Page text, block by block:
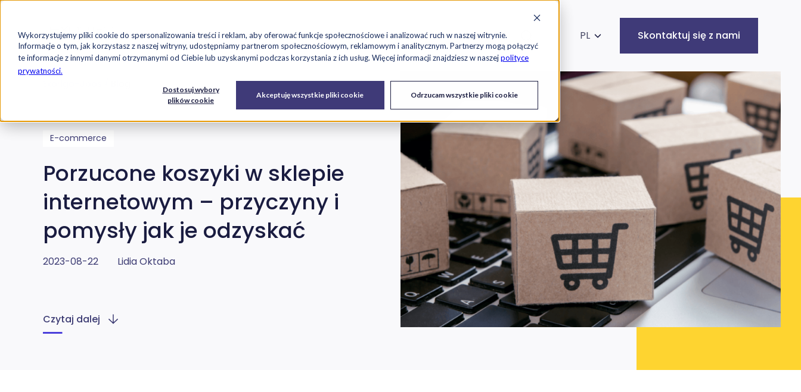
Wykorzystujemy pliki cookie do spersonalizowania treści i reklam, aby oferować funkcje społecznościowe i analizować ruch w naszej witrynie.
Informacje o tym, jak korzystasz z naszej witryny, udostępniamy partnerom społecznościowym, reklamowym i analitycznym. Partnerzy mogą połączyć
te informacje z innymi danymi otrzymanymi od Ciebie lub uzyskanymi podczas korzystania z ich usług. Więcej informacji znajdziesz w naszejpolityce
prywatności.
Dostosuj wybory
plików cookie
Akceptuję wszystkie pliki cookie Odrzucam wszystkie pliki cookie
Przejdź do treści
Oferta
E-
commerce
fiskalne
Urządzenia
urządzeń
Infrastruktura
Cyberbezpieczeństwo
Case studies Raport RetailTech Blog O nas Kariera Szukaj na stronie
PL Skontaktuj się z nami
E-commerce
Porzucone koszyki w sklepie
internetowym – przyczyny i
pomysły jak je odzyskać
2023-08-22 Lidia Oktaba
Czytaj dalej